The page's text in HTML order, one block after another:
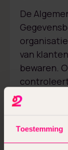
Toestemming
De
van
bewaren.
een extra
Kies je